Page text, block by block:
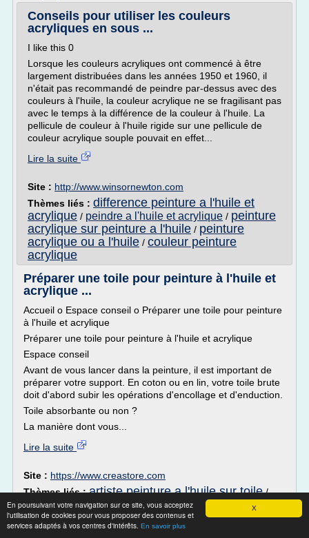
X
En poursuivant votre navigation sur ce site, vous acceptez
l'utilisation de cookies pour vous proposer des contenus et
services adaptés à vos centres d'intérêts. En savoir plus
Conseils pour utiliser les couleurs
acryliques en sous ...
I like this 0
Lorsque les couleurs acryliques ont commencé à être
largement distribuées dans les années 1950 et 1960, il
n'était pas recommandé de peindre par-dessus avec des
couleurs à l'huile, la couleur acrylique ne se fragilisant pas
avec le temps à la différence de la couleur à l'huile. La
pellicule de couleur à l'huile rigide sur une pellicule de
couleur acrylique souple pouvait en effet...
Lire la suite
Site : http://www.winsornewton.com
Thèmes liés : difference peinture a l'huile et
acrylique / peindre a l'huile et acrylique / peinture
acrylique sur peinture a l'huile / peinture
acrylique ou a l'huile / couleur peinture
acrylique
Préparer une toile pour peinture à l'huile et
acrylique ...
Accueil o Espace conseil o Préparer une toile pour peinture
à l'huile et acrylique
Préparer une toile pour peinture à l'huile et acrylique
Espace conseil
Avant de vous lancer dans la peinture, il est important de
préparer votre support. En coton ou en lin, votre toile brute
doit d'abord subir les opérations d'encollage et d'enduction.
Toile absorbante ou non ?
La manière dont vous...
Lire la suite
Site : https://www.creastore.com
Thèmes liés :artiste peinture a l'huile sur toile/
difference entre peinture a l'huile et acrylique
difference
peinture a l'huile et acrylique/peinture
acrylique sur peinture a l'huile